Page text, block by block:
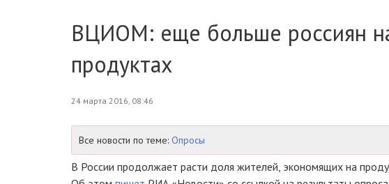
ВЦИОМ: еще больше россиян
продуктах
24 марта 2016, 08:46
Все новости по теме: Опросы
В России продолжает расти доля жителей, экономящих на